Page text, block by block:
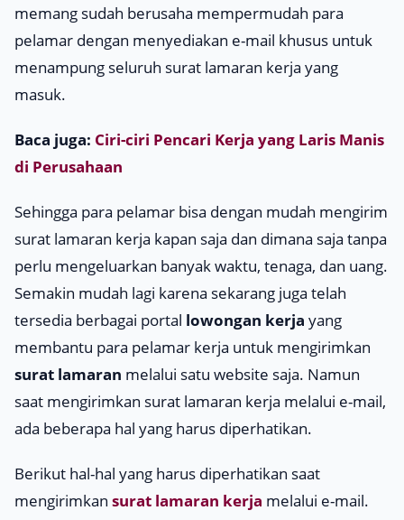
memang sudah berusaha mempermudah para
pelamar dengan menyediakan e-mail khusus untuk
menampung seluruh surat lamaran kerja yang
masuk.
Baca juga: Ciri-ciri Pencari Kerja yang Laris Manis
di Perusahaan
Sehingga para pelamar bisa dengan mudah mengirim
surat lamaran kerja kapan saja dan dimana saja tanpa
perlu mengeluarkan banyak waktu, tenaga, dan uang.
Semakin mudah lagi karena sekarang juga telah
tersedia berbagai portal lowongan kerja yang
membantu para pelamar kerja untuk mengirimkan
surat lamaran melalui satu website saja. Namun
saat mengirimkan surat lamaran kerja melalui e-mail,
ada beberapa hal yang harus diperhatikan.
Berikut hal-hal yang harus diperhatikan saat
mengirimkan surat lamaran kerja melalui e-mail.